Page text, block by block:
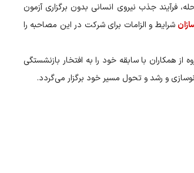
جذب نیروی انسانی بدون برگزاری آزمون
شرایط و الزامات برای شرکت در این مصاحبه را
در آستانه 26 سالگی خود، به زودی اولین گروه از همکاران با سابقه خود را به افتخار بازنشستگی
و رشد و تحول مسیر خود برگزار می‌گردد.